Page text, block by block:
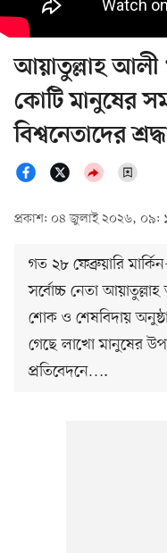
আয়াতুল্লাহ আলী
কোটি মানুষের
বিশ্বনেতাদের
প্রকাশ: ০৪ জুলাই ২০২৬, ০৯:
গত ২৮ ফেব্রুয়ারি
সর্বোচ্চ নেতা আয়াতুল্লাহ
শোক ও শেষবিদায়
গেছে লাখো মানুষের
প্রতিবেদনে….